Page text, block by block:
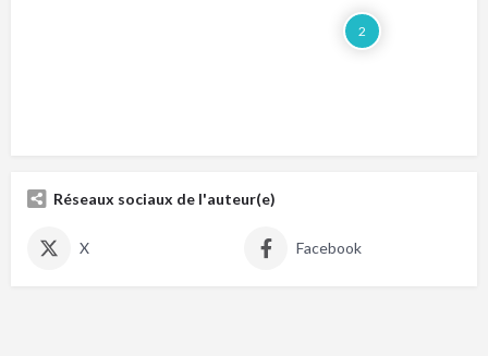
2
Réseaux sociaux de l'auteur(e)
X Facebook